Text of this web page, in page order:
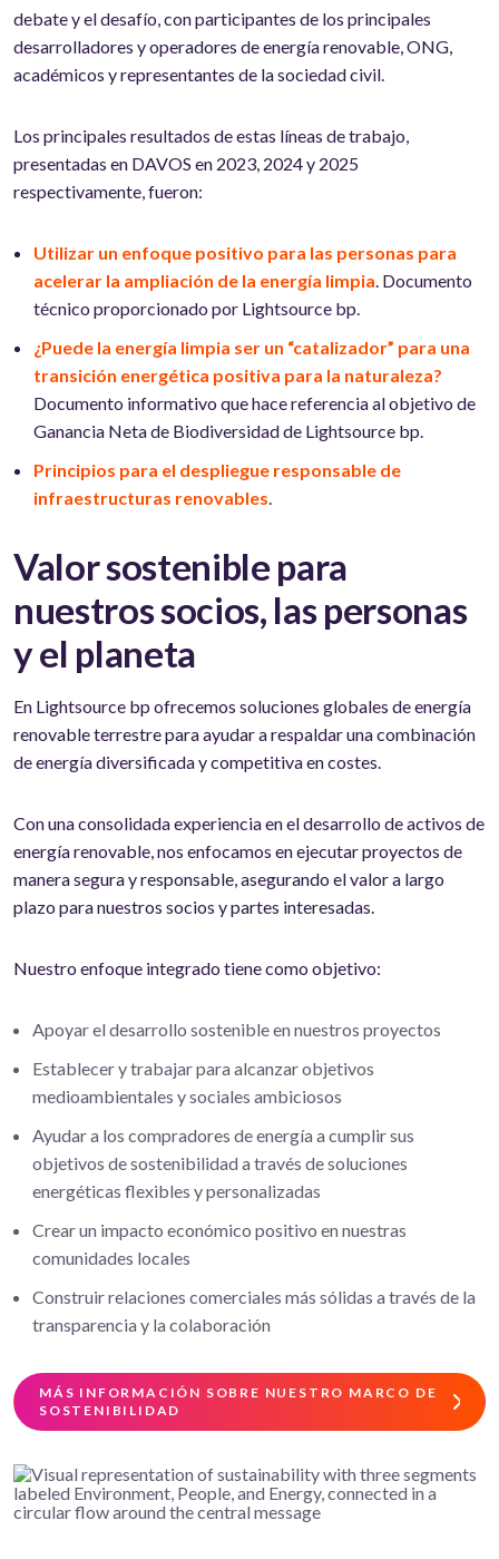
debate y el desafío, con participantes de los principales
desarrolladores y operadores de energía renovable, ONG,
académicos y representantes de la sociedad civil.
Los principales resultados de estas líneas de trabajo,
presentadas en DAVOS en 2023, 2024 y 2025
respectivamente, fueron:
Utilizar un enfoque positivo para las personas para
acelerar la ampliación de la energía limpia. Documento
técnico proporcionado por Lightsource bp.
¿Puede la energía limpia ser un “catalizador” para una
transición energética positiva para la naturaleza?
Documento informativo que hace referencia al objetivo de
Ganancia Neta de Biodiversidad de Lightsource bp.
Principios para el despliegue responsable de
infraestructuras renovables.
Valor sostenible para
nuestros socios, las personas
y el planeta
En Lightsource bp ofrecemos soluciones globales de energía
renovable terrestre para ayudar a respaldar una combinación
de energía diversificada y competitiva en costes.
Con una consolidada experiencia en el desarrollo de activos de
energía renovable, nos enfocamos en ejecutar proyectos de
manera segura y responsable, asegurando el valor a largo
plazo para nuestros socios y partes interesadas.
Nuestro enfoque integrado tiene como objetivo:
Apoyar el desarrollo sostenible en nuestros proyectos
Establecer y trabajar para alcanzar objetivos
medioambientales y sociales ambiciosos
Ayudar a los compradores de energía a cumplir sus
objetivos de sostenibilidad a través de soluciones
energéticas flexibles y personalizadas
Crear un impacto económico positivo en nuestras
comunidades locales
Construir relaciones comerciales más sólidas a través de la
transparencia y la colaboración
MÁS INFORMACIÓN SOBRE NUESTRO MARCO DE
SOSTENIBILIDAD